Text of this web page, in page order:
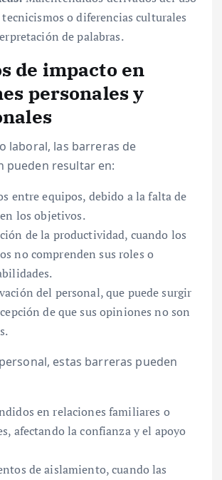
tecnicismos o diferencias culturales
de palabras.
de impacto en
personales y
laboral, las barreras de
pueden resultar en:
entre equipos, debido a la falta de
los objetivos.
de la productividad, cuando los
no comprenden sus roles o
del personal, que puede surgir
de que sus opiniones no son
estas barreras pueden
en relaciones familiares o
afectando la confianza y el apoyo
de aislamiento, cuando las